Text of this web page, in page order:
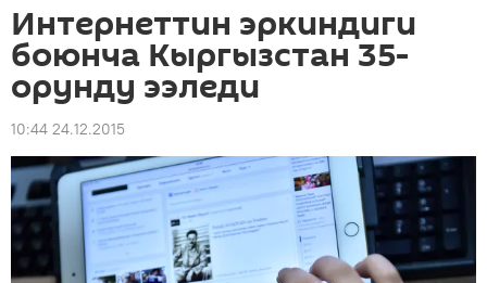
Интернеттин эркиндиги
боюнча Кыргызстан 35-
орунду ээледи
10:44 24.12.2015